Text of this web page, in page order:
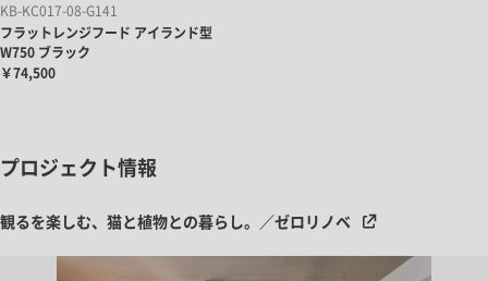
KB-KC017-08-G141
フラットレンジフード アイランド型
W750 ブラック
￥74,500
プロジェクト情報
観るを楽しむ、猫と植物との暮らし。／ゼロリノベ